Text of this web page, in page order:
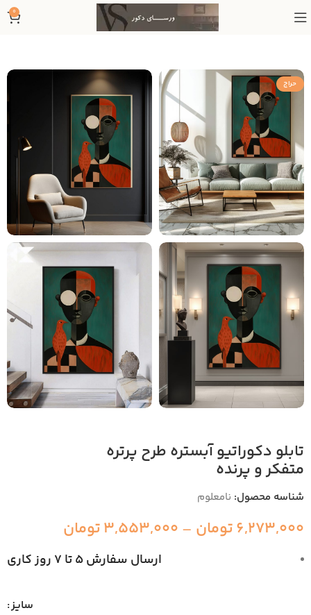
0
حراج
تابلو دکوراتیو آبستره طرح پرتره
متفکر و پرنده
شناسه محصول: نامعلوم
6,273,000تومان –
3,553,000تومان
ارسال سفارش 5 تا 7 روز کاری
سایز